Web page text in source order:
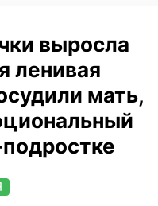
выросла
ленивая
мать,